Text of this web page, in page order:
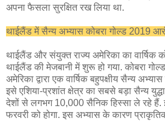
अपना फैसला सुरक्षित रख लिया था.
थाईलैंड में सैन्य अभ्यास कोबरा गोल्ड 2019
थाईलैंड और संयुक्त राज्य अमेरिका का वार्षिक
थाईलैंड की मेजबानी में शुरू हो गया. कोबरा
अमेरिका द्वारा एक वार्षिक बहुपक्षीय सैन्य अभ्यास
इसे एशिया-प्रशांत क्षेत्र का सबसे बड़ा सैन्य
देशों से लगभग 10,000 सैनिक हिस्सा ले रहे हैं.
फरवरी को होगा. इस अभ्यास के कारण